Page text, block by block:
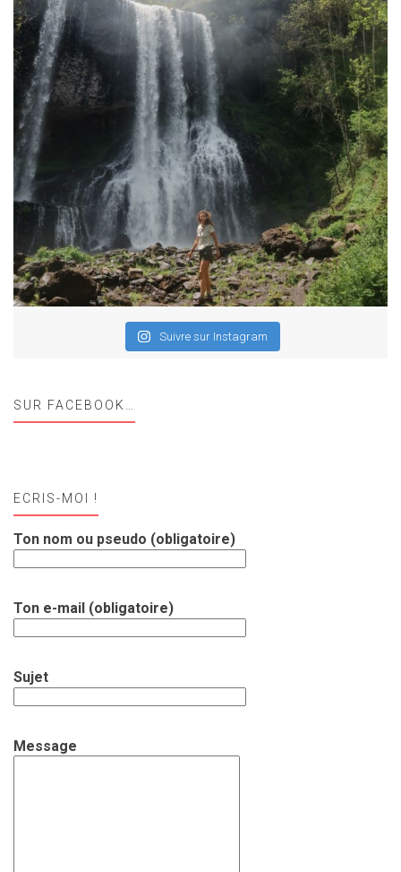
Suivre sur Instagram
SUR FACEBOOK…
ECRIS-MOI !
Ton nom ou pseudo (obligatoire)
Ton e-mail (obligatoire)
Sujet
Message